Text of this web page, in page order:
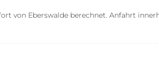
von Eberswalde berechnet. Anfahrt